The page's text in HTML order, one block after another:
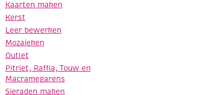
Kaarten maken
Kerst
Leer bewerken
Mozaieken
Outlet
Pitriet, Raffia, Touw en
Macramegarens
Sieraden maken